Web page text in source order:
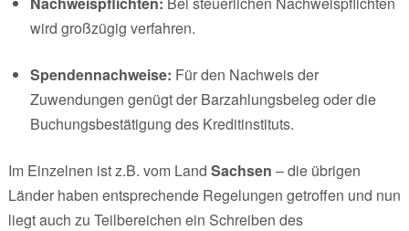
wird großzügig verfahren.
Spendennachweise: Für den Nachweis der
Zuwendungen genügt der Barzahlungsbeleg oder die
Buchungsbestätigung des Kreditinstituts.
Im Einzelnen ist z.B. vom Land Sachsen – die übrigen
Länder haben entsprechende Regelungen getroffen und nun
liegt auch zu Teilbereichen ein Schreiben des